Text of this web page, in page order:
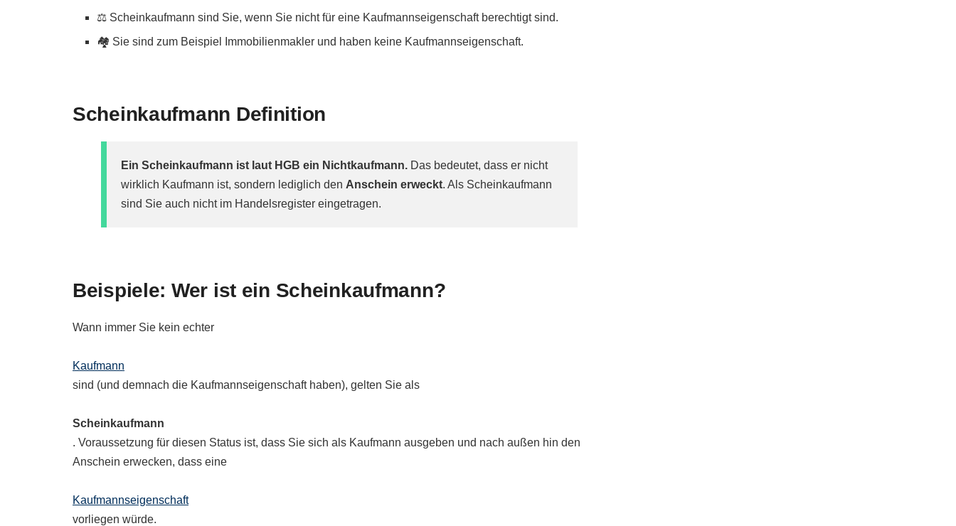
⚖️ Scheinkaufmann sind Sie, wenn Sie nicht für eine Kaufmannseigenschaft berechtigt sind.
🏘️ Sie sind zum Beispiel Immobilienmakler und haben keine Kaufmannseigenschaft.
Scheinkaufmann Definition
Ein Scheinkaufmann ist laut HGB ein Nichtkaufmann. Das bedeutet, dass er nicht
wirklich Kaufmann ist, sondern lediglich den Anschein erweckt. Als Scheinkaufmann
sind Sie auch nicht im Handelsregister eingetragen.
Beispiele: Wer ist ein Scheinkaufmann?
Wann immer Sie kein echter
Kaufmann
sind (und demnach die Kaufmannseigenschaft haben), gelten Sie als
Scheinkaufmann
. Voraussetzung für diesen Status ist, dass Sie sich als Kaufmann ausgeben und nach außen hin den
Anschein erwecken, dass eine
Kaufmannseigenschaft
vorliegen würde.